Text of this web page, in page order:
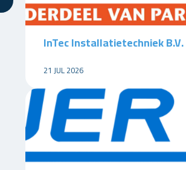
InTec Installatietechniek B.V.
21 JUL 2026